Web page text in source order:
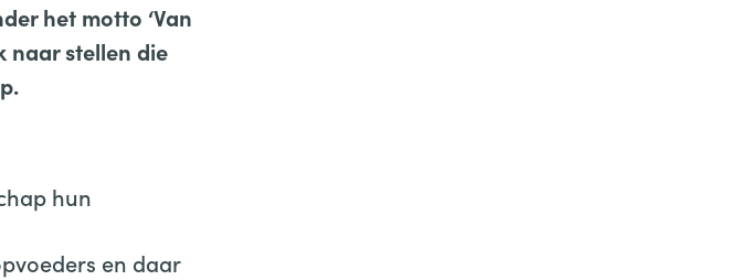
het motto ‘Van
naar stellen die
hun
en daar